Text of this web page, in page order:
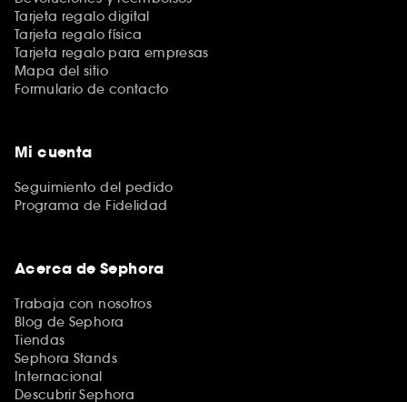
Tarjeta regalo digital
Tarjeta regalo física
Tarjeta regalo para empresas
Mapa del sitio
Formulario de contacto
Mi cuenta
Seguimiento del pedido
Programa de Fidelidad
Acerca de Sephora
Trabaja con nosotros
Blog de Sephora
Tiendas
Sephora Stands
Internacional
Descubrir Sephora